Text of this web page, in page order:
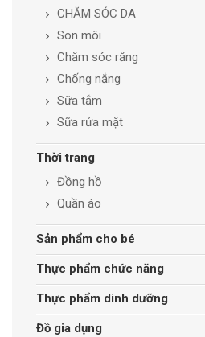
CHĂM SÓC DA
Son môi
Chăm sóc răng
Chống nắng
Sữa tắm
Sữa rửa mặt
Thời trang
Đồng hồ
Quần áo
Sản phẩm cho bé
Thực phẩm chức năng
Thực phẩm dinh dưỡng
Đồ gia dụng